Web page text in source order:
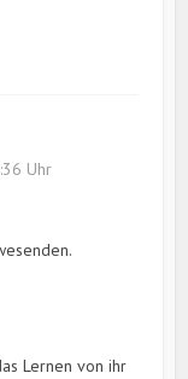
Uhr
Lernen von ihr